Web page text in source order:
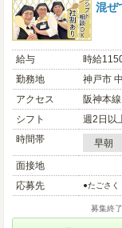
混ぜ
給与
時給
勤務地
神戸市
アクセス
阪神本
シフト
週2日以
時間帯
早朝
面接地
応募先
●たごさ
募集終